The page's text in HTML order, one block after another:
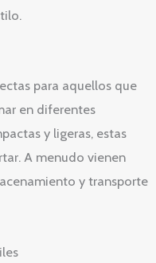
para aquellos que
en diferentes
y ligeras, estas
A menudo vienen
y transporte